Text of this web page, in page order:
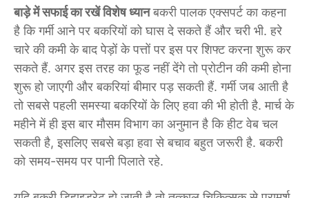
बाड़े में सफाई का रखें विशेष ध्यानबकरी पालक एक्सपर्ट का कहना
है कि गर्मी आने पर बकरियों को घास दे सकते हैं और चरी भी. हरे
चारे की कमी के बाद पेड़ों के पत्तों पर इस पर शिफ्ट करना शुरू कर
सकते हैं. अगर इस तरह का फूड नहीं देंगे तो प्रोटीन की कमी होना
शुरू हो जाएगी और बकरियां बीमार पड़ सकती हैं. गर्मी जब आती है
तो सबसे पहली समस्या बकरियों के लिए हवा की भी होती है. मार्च के
महीने में ही इस बार मौसम विभाग का अनुमान है कि हीट वेब चल
सकती है, इसलिए सबसे बड़ा हवा से बचाव बहुत जरूरी है. बकरी
को समय-समय पर पानी पिलाते रहे.